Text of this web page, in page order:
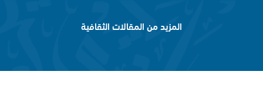
المزيد من المقالات الثقافية